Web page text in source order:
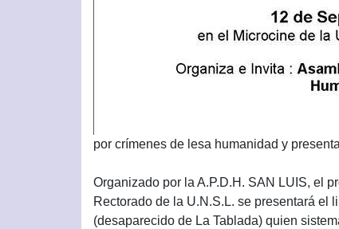
por crímenes de lesa humanidad y
Organizado por la A.P.D.H. SAN LUIS, el
Rectorado de la U.N.S.L. se presentará el
(desaparecido de La Tablada) quien